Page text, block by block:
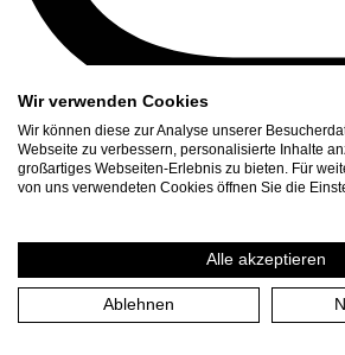
Kontakt
Presse Download
Wir verwenden Cookies
Wir können diese zur Analyse unserer
Webseite zu verbessern, personalisierte Inhalte
großartiges Webseiten-Erlebnis zu bieten. Für
von uns verwendeten Cookies öffnen Sie die
Alle akzeptieren
Ablehnen